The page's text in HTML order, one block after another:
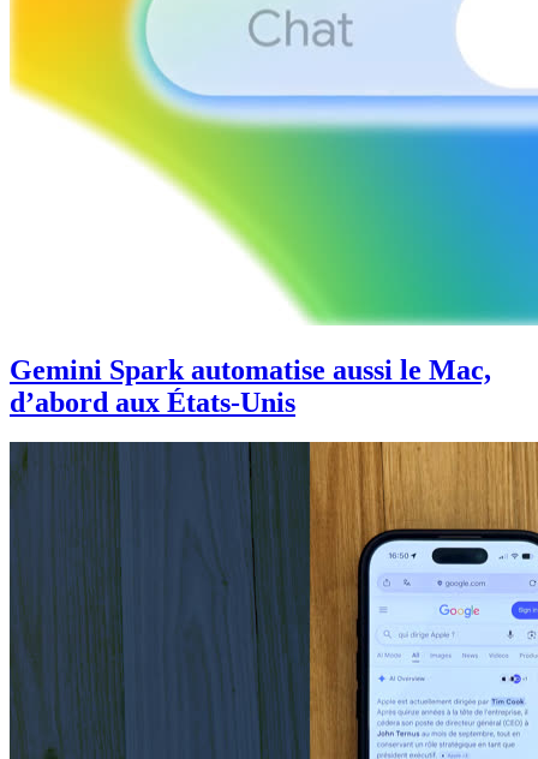
Gemini Spark automatise aussi le Mac,
d’abord aux États-Unis